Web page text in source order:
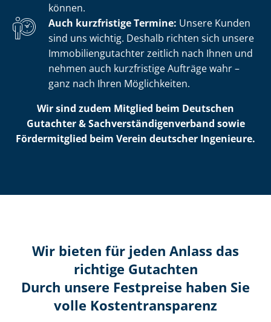
können.
Auch kurzfristige Termine: Unsere Kunden
sind uns wichtig. Deshalb richten sich unsere
Im­mo­bi­li­en­gut­ach­ter zeitlich nach Ihnen und
nehmen auch kurzfristige Aufträge wahr –
ganz nach Ihren Möglichkeiten.
Wir sind zudem Mitglied beim Deutschen
Gutachter & Sach­ver­stän­di­gen­ver­band sowie
Fördermitglied beim Verein deutscher Ingenieure.
Wir bieten für jeden Anlass das
richtige Gutachten
Durch unsere Festpreise haben Sie
volle Kosten­transparenz